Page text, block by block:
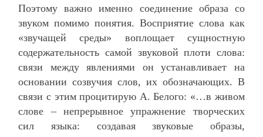
Поэтому важно именно соединение образа со
звуком помимо понятия. Восприятие слова как
«звучащей среды» воплощает сущностную
содержательность самой звуковой плоти слова:
связи между явлениями он устанавливает на
основании созвучия слов, их обозначающих. В
связи с этим процитирую А. Белого: «…в живом
слове – непрерывное упражнение творческих
сил языка: создавая звуковые образы,